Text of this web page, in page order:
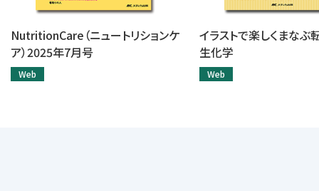
NutritionCare（ニュートリションケ
ア）2025年7月号
Web
イラストで楽しくまなぶ
生化学
Web